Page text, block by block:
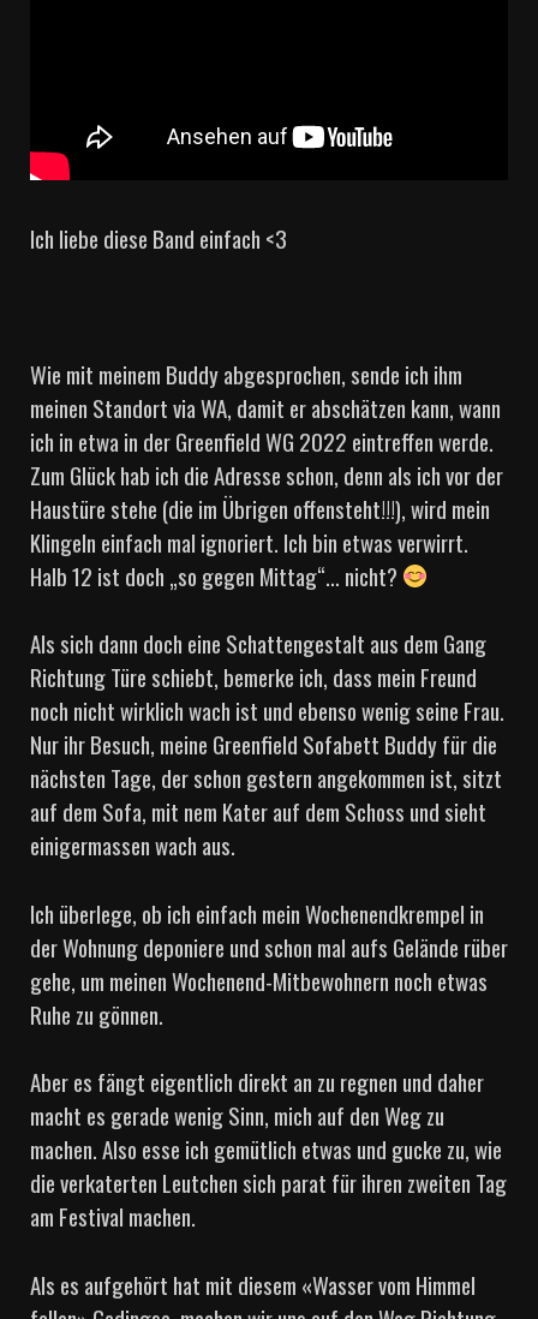
Ich liebe diese Band einfach <3
Wie mit meinem Buddy abgesprochen, sende ich ihm
meinen Standort via WA, damit er abschätzen kann, wann
ich in etwa in der Greenfield WG 2022 eintreffen werde.
Zum Glück hab ich die Adresse schon, denn als ich vor der
Haustüre stehe (die im Übrigen offensteht!!!), wird mein
Klingeln einfach mal ignoriert. Ich bin etwas verwirrt.
Halb 12 ist doch „so gegen Mittag“… nicht?
Als sich dann doch eine Schattengestalt aus dem Gang
Richtung Türe schiebt, bemerke ich, dass mein Freund
noch nicht wirklich wach ist und ebenso wenig seine Frau.
Nur ihr Besuch, meine Greenfield Sofabett Buddy für die
nächsten Tage, der schon gestern angekommen ist, sitzt
auf dem Sofa, mit nem Kater auf dem Schoss und sieht
einigermassen wach aus.
Ich überlege, ob ich einfach mein Wochenendkrempel in
der Wohnung deponiere und schon mal aufs Gelände rüber
gehe, um meinen Wochenend-Mitbewohnern noch etwas
Ruhe zu gönnen.
Aber es fängt eigentlich direkt an zu regnen und daher
macht es gerade wenig Sinn, mich auf den Weg zu
machen. Also esse ich gemütlich etwas und gucke zu, wie
die verkaterten Leutchen sich parat für ihren zweiten Tag
am Festival machen.
Als es aufgehört hat mit diesem «Wasser vom Himmel